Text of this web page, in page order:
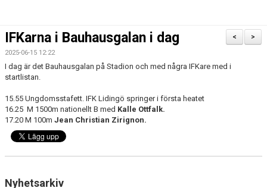
>
<
IFKarna i Bauhausgalan i dag
2025-06-15 12:22
I dag är det Bauhausgalan på Stadion och med några IFKare med i
startlistan.
15.55 Ungdomsstafett. IFK Lidingö springer i första heatet
16.25 M 1500m nationellt B med Kalle Ottfalk.
17.20 M 100m Jean Christian Zirignon.
Nyhetsarkiv